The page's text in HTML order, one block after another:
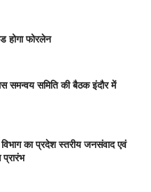
होगा फोरलेन
समन्वय समिति की बैठक इंदौर में
का प्रदेश स्तरीय जनसंवाद एवं